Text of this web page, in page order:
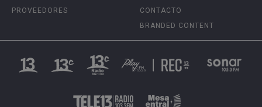
PROVEEDORES
CONTACTO
BRANDED CONTENT